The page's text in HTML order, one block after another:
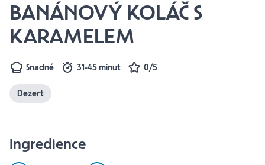
BANÁNOVÝ KOLÁČ S
KARAMELEM
Snadné 31-45 minut 0/5
Dezert
Ingredience